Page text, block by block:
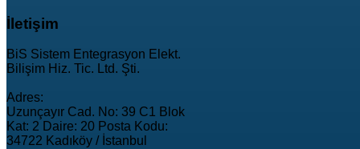
İletişim
BiS Sistem Entegrasyon Elekt.
Bilişim Hiz. Tic. Ltd. Şti.
Adres:
Uzunçayır Cad. No: 39 C1 Blok
Kat: 2 Daire: 20 Posta Kodu:
34722 Kadıköy / İstanbul